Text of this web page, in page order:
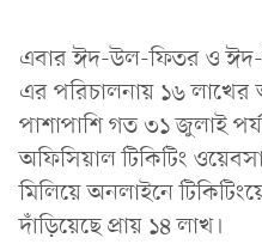
এবার ঈদ-উল-ফিতর ও
এর পরিচালনায় ১৬ লাখের
পাশাপাশি গত ৩১ জুলাই
অফিসিয়াল টিকিটিং
মিলিয়ে অনলাইনে
দাঁড়িয়েছে প্রায় ১৪ লাখ।